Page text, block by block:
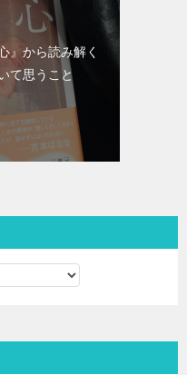
』から読み解く
て思うこと